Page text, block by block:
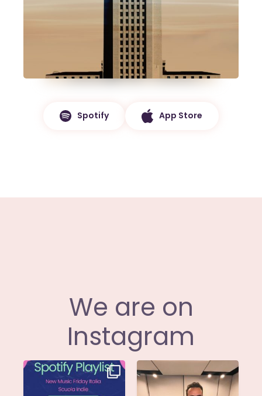
Spotify App Store
We are on
Instagram
Stella di
@musicadievandro è
Siamo entusiasti di
annunciare che